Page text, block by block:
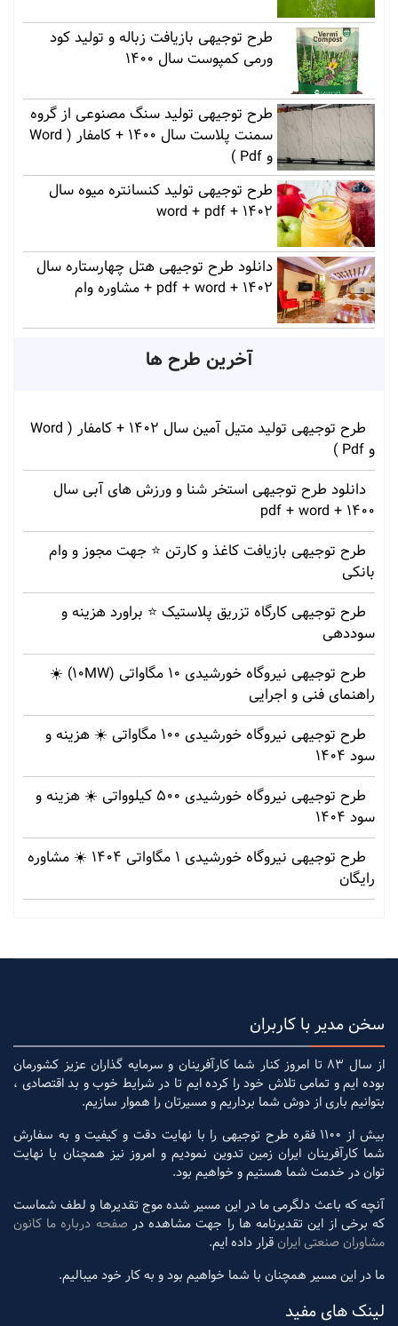
طرح توجیهی بازیافت زباله و تولید کود
ورمی کمپوست سال 1400
طرح توجیهی تولید سنگ مصنوعی از گروه
سمنت پلاست سال 1400 + کامفار ( Word
و Pdf )
طرح توجیهی تولید کنسانتره میوه سال
1402 + word + pdf
دانلود طرح توجیهی هتل چهارستاره سال
1402 + pdf + word + مشاوره وام
آخرین طرح ها
طرح توجیهی تولید متیل آمین سال 1402 + کامفار ( Word
و Pdf )
دانلود طرح توجیهی استخر شنا و ورزش های آبی سال
1400 + pdf + word
طرح توجیهی بازیافت کاغذ و کارتن ⭐️ جهت مجوز و وام
بانکی
طرح توجیهی کارگاه تزریق پلاستیک ⭐ براورد هزینه و
سوددهی
طرح توجیهی نیروگاه خورشیدی 10 مگاواتی (10MW) ☀️
راهنمای فنی و اجرایی
طرح توجیهی نیروگاه خورشیدی 100 مگاواتی ☀️ هزینه‌ و
سود 1404
طرح توجیهی نیروگاه خورشیدی 500 کیلوواتی ☀️ هزینه‌ و
سود 1404
طرح توجیهی نیروگاه خورشیدی 1 مگاواتی 1404 ☀️ مشاوره
رایگان
سخن مدیر با کاربران
از سال 83 تا امروز کنار شما کارآفرینان و سرمایه گذاران عزیز کشورمان
بوده ایم و تمامی تلاش خود را کرده ایم تا در شرایط خوب و بد اقتصادی ،
بتوانیم باری از دوش شما برداریم و مسیرتان را هموار سازیم.
بیش از 1100 فقره طرح توجیهی را با نهایت دقت و کیفیت و به سفارش
شما کارآفرینان ایران زمین تدوین نمودیم و امروز نیز همچنان با نهایت
توان در خدمت شما هستیم و خواهیم بود.
آنچه که باعث دلگرمی ما در این مسیر شده موج تقدیرها و لطف شماست
که برخی از این تقدیرنامه ها را جهت مشاهده در صفحه درباره ما کانون
مشاوران صنعتی ایرانقرار داده ایم.
ما در این مسیر همچنان با شما خواهیم بود و به کار خود میبالیم.
لینک های مفید